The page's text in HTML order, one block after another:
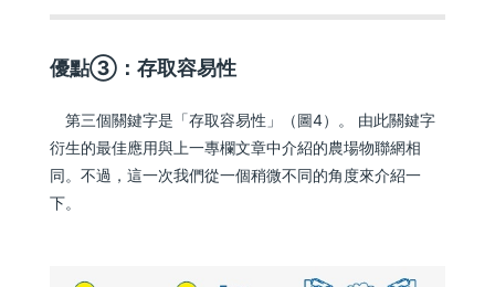
優點③：存取容易性
第三個關鍵字是「存取容易性」（圖4）。 由此關鍵字
衍生的最佳應用與上一專欄文章中介紹的農場物聯網相
同。不過，這一次我們從一個稍微不同的角度來介紹一
下。